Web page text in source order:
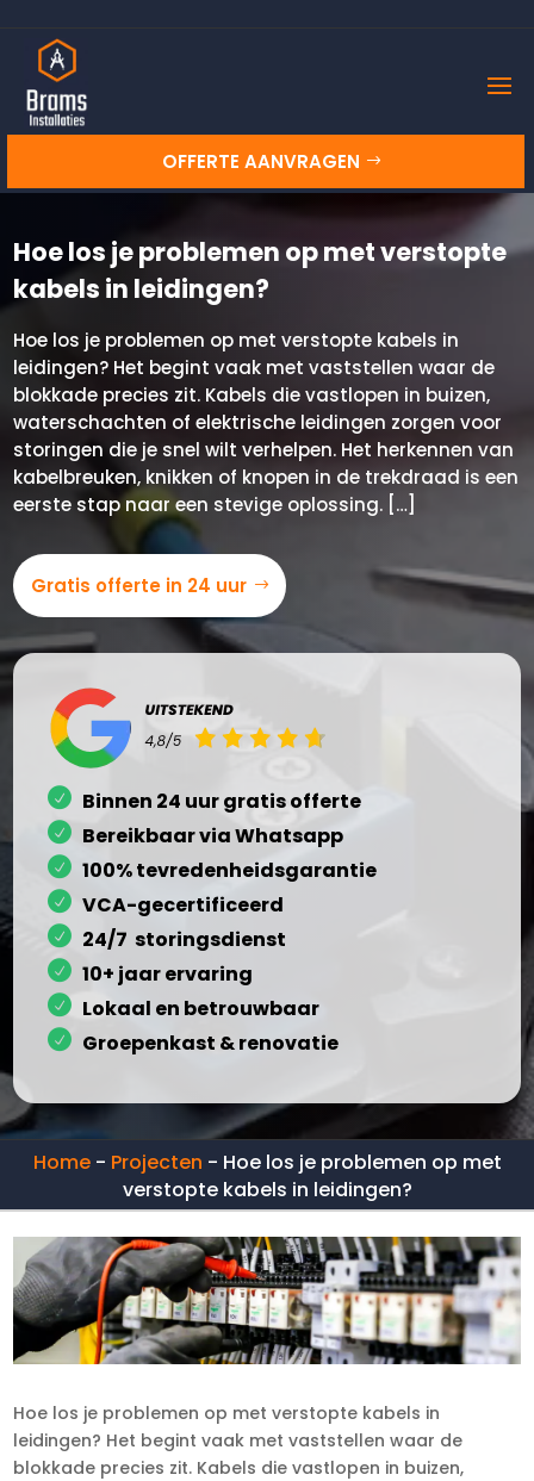
OFFERTE AANVRAGEN
Hoe los je problemen op met verstopte
kabels in leidingen?
Hoe los je problemen op met verstopte kabels in
leidingen? Het begint vaak met vaststellen waar de
blokkade precies zit.​ Kabels die vastlopen in buizen,
waterschachten of elektrische leidingen zorgen voor
storingen die je snel wilt verhelpen.​ Het herkennen van
kabelbreuken, knikken of knopen in de trekdraad is een
eerste stap naar een stevige oplossing.​ […]
Gratis offerte in 24 uur
Binnen 24 uur gratis offerte
Bereikbaar via Whatsapp
100% tevredenheidsgarantie
VCA-gecertificeerd
24/7 storingsdienst
10+ jaar ervaring
Lokaal en betrouwbaar
Groepenkast & renovatie
Home- Projecten - Hoe los je problemen op met
verstopte kabels in leidingen?
Hoe los je problemen op met verstopte kabels in
leidingen? Het begint vaak met vaststellen waar de
blokkade precies zit.​ Kabels die vastlopen in buizen,